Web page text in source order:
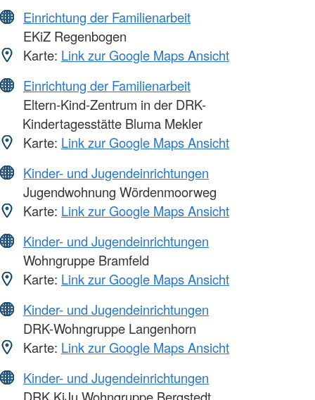
Einrichtung der Familienarbeit
EKiZ Regenbogen
Karte: Link zur Google Maps Ansicht
Einrichtung der Familienarbeit
Eltern-Kind-Zentrum in der DRK-
Kindertagesstätte Bluma Mekler
Karte: Link zur Google Maps Ansicht
Kinder- und Jugendeinrichtungen
Jugendwohnung Wördenmoorweg
Karte: Link zur Google Maps Ansicht
Kinder- und Jugendeinrichtungen
Wohngruppe Bramfeld
Karte: Link zur Google Maps Ansicht
Kinder- und Jugendeinrichtungen
DRK-Wohngruppe Langenhorn
Karte: Link zur Google Maps Ansicht
Kinder- und Jugendeinrichtungen